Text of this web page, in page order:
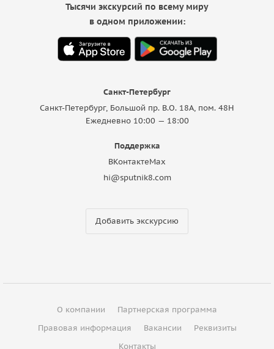
Санкт-Петербург
Санкт-Петербург, Большой пр. В.О. 18A, пом. 48Н
Ежедневно 10:00 — 18:00
Поддержка
ВКонтактеMax
hi@sputnik8.com
Добавить экскурсию
Тысячи экскурсий по всему миру
в одном приложении:
О компании
Партнерская программа
Правовая информация
Вакансии
Реквизиты
Контакты